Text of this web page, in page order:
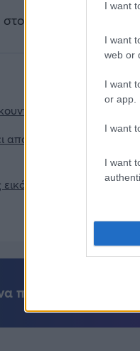
I want
I want
web or
I want
or app.
I want
I want
στο
Η
από τον οίκο ευγηρίας
του Ήλιου που
προσθέσεις το